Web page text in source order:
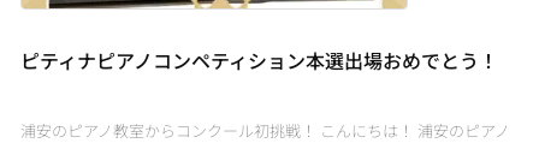
ピティナピアノコンペティション本選出場おめでとう！
浦安のピアノ教室からコンクール初挑戦！ こんにちは！ 浦安のピアノ